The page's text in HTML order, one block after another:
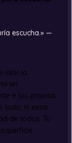
escucha.» —
usar la
un
a tus propios
todo, ni estar
de todos. Tu